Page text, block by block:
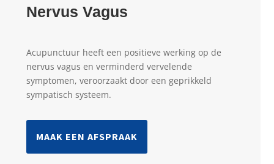
Nervus Vagus
Acupunctuur heeft een positieve werking op de
nervus vagus en verminderd vervelende
symptomen, veroorzaakt door een geprikkeld
sympatisch systeem.
MAAK EEN AFSPRAAK